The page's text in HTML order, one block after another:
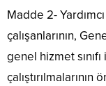
Madde 2-
çalışanlarının,
genel hizmet